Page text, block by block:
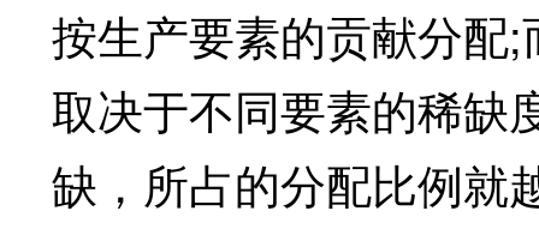
按生产要素的贡献分配
取决于不同要素的稀缺
缺，所占的分配比例就